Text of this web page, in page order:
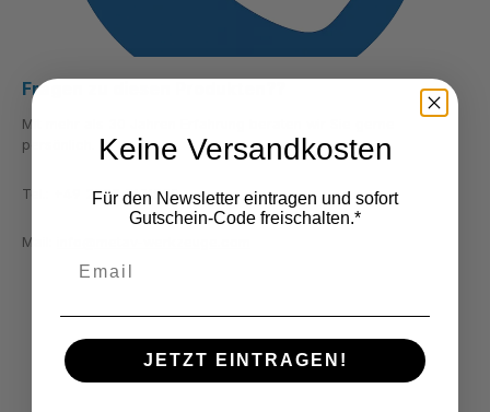
Fragen zu diesen Produkten??
Mit mehr als 30 Jahren Erfahrung beraten wir Sie gerne
persönlich.
Tel.: +49 2822 7131930
Mail:
Keine Versandkosten
Für den Newsletter eintragen und sofort
Gutschein-Code freischalten.*
JETZT EINTRAGEN!